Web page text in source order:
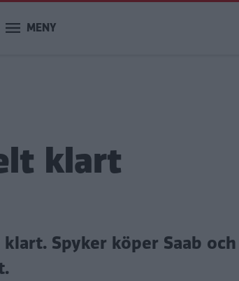
MENY
klart
Spyker köper Saab